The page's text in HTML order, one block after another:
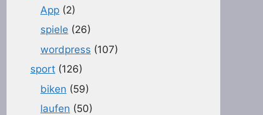
App (2)
spiele (26)
wordpress (107)
sport (126)
biken (59)
laufen (50)